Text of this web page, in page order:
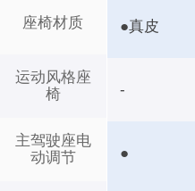
座椅材质
运动风格座
椅
主驾驶座电
动调节
●真皮
-
●